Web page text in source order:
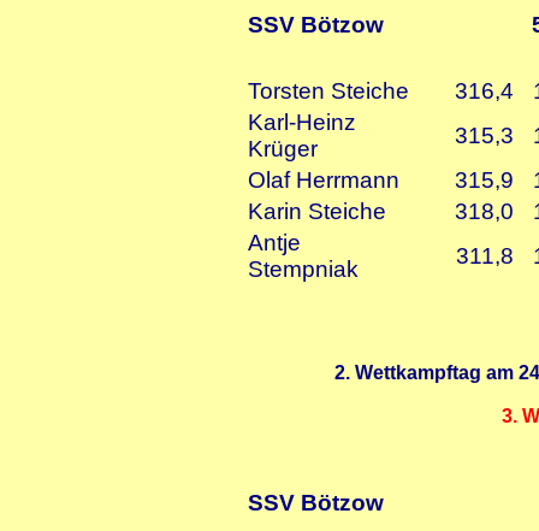
SSV Bötzow
Torsten Steiche 316,4
Karl-Heinz
Krüger
315,3
Olaf Herrmann
315,9
Karin Steiche
318,0
Antje
Stempniak
311,8
2. Wettkampftag am
3.
SSV Bötzow